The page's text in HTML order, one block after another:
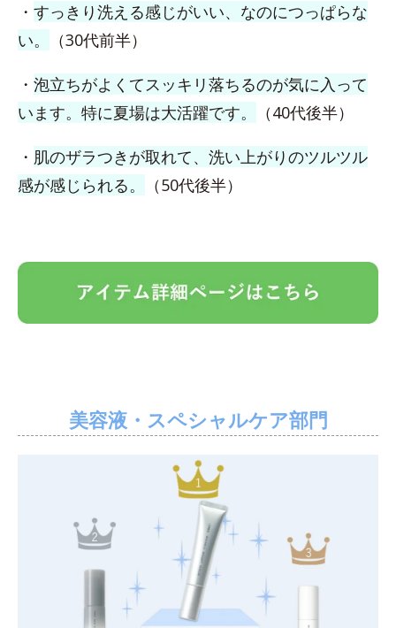
・ すっきり洗える感じがいい、なのにつっぱらな
い。
（30代前半）
・ 泡立ちがよくてスッキリ落ちるのが気に入って
います。特に夏場は大活躍です。
（40代後半）
・ 肌のザラつきが取れて、洗い上がりのツルツル
感が感じられる。
（50代後半）
美容液・スペシャルケア部門